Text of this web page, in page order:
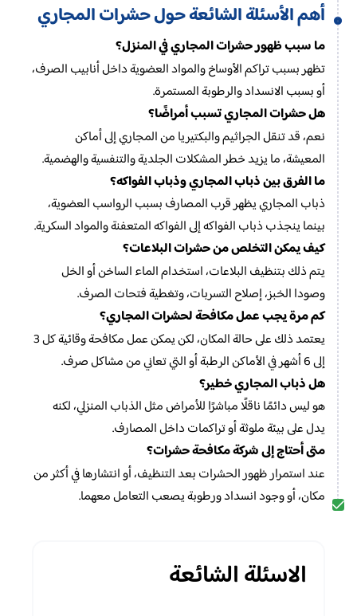
أهم الأسئلة الشائعة حول حشرات المجاري
ما سبب ظهور حشرات المجاري في المنزل؟
تظهر بسبب تراكم الأوساخ والمواد العضوية داخل أنابيب الصرف،
أو بسبب الانسداد والرطوبة المستمرة.
هل حشرات المجاري تسبب أمراضًا؟
نعم، قد تنقل الجراثيم والبكتيريا من المجاري إلى أماكن
المعيشة، ما يزيد خطر المشكلات الجلدية والتنفسية والهضمية.
ما الفرق بين ذباب المجاري وذباب الفواكه؟
ذباب المجاري يظهر قرب المصارف بسبب الرواسب العضوية،
بينما ينجذب ذباب الفواكه إلى الفواكه المتعفنة والمواد السكرية.
كيف يمكن التخلص من حشرات البلاعات؟
يتم ذلك بتنظيف البلاعات، استخدام الماء الساخن أو الخل
وصودا الخبز، إصلاح التسربات، وتغطية فتحات الصرف.
كم مرة يجب عمل مكافحة لحشرات المجاري؟
يعتمد ذلك على حالة المكان، لكن يمكن عمل مكافحة وقائية كل 3
إلى 6 أشهر في الأماكن الرطبة أو التي تعاني من مشاكل صرف.
هل ذباب المجاري خطير؟
هو ليس دائمًا ناقلًا مباشرًا للأمراض مثل الذباب المنزلي، لكنه
يدل على بيئة ملوثة أو تراكمات داخل المصارف.
متى أحتاج إلى شركة مكافحة حشرات؟
عند استمرار ظهور الحشرات بعد التنظيف، أو انتشارها في أكثر من
مكان، أو وجود انسداد ورطوبة يصعب التعامل معهما.
الاسئلة الشائعة